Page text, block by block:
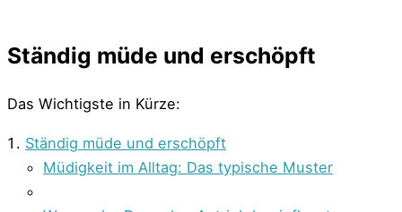
Ständig müde und erschöpft
Das Wichtigste in Kürze:
Ständig müde und erschöpft
Müdigkeit im Alltag: Das typische Muster